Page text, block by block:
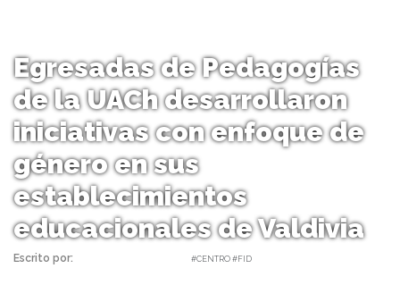
Egresadas de Pedagogías
de la UACh desarrollaron
iniciativas con enfoque de
género en sus
establecimientos
educacionales de Valdivia
Escrito por: #CENTRO #FID